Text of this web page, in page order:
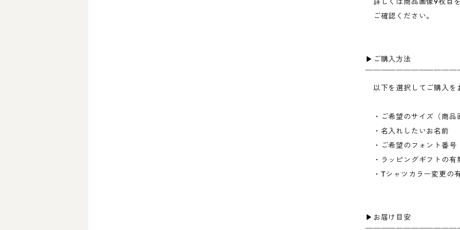
ご確認ください。
▶︎ご購入方法
￣￣￣￣￣￣￣￣￣￣￣￣
以下を選択してご購入を
・ご希望のサイズ（商品
・名入れしたいお名前
・ご希望のフォント番号
・ラッピングギフトの有
・Tシャツカラー変更の
▶︎お届け目安